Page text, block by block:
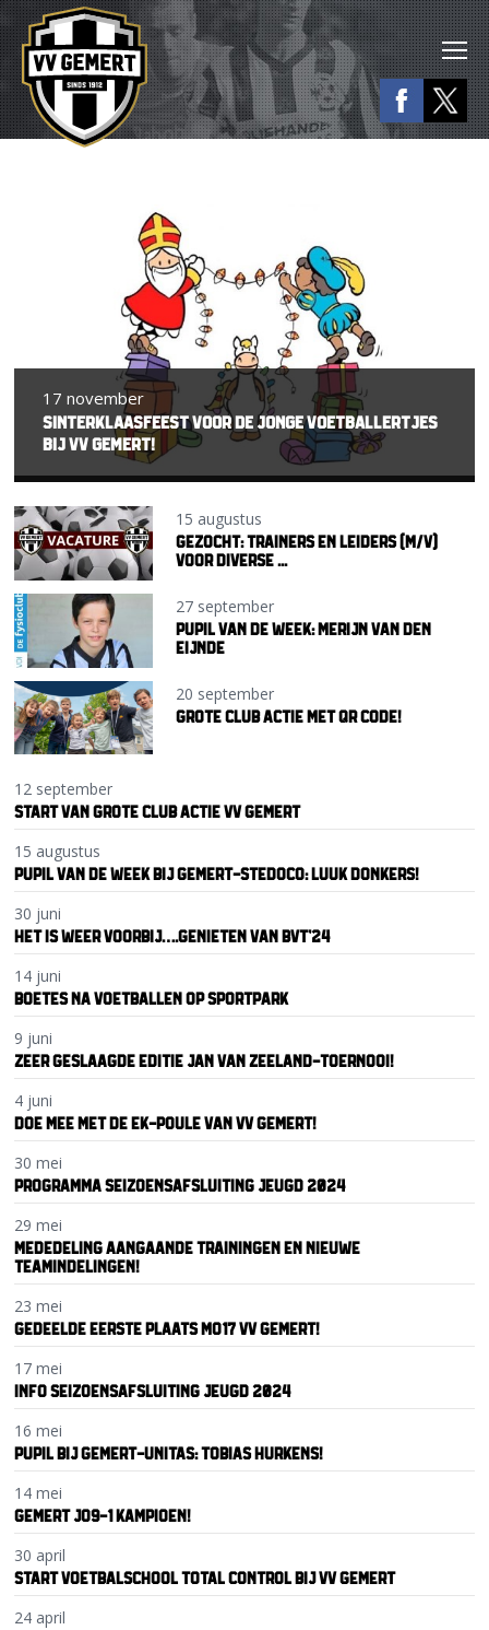
17 november
SINTERKLAASFEEST VOOR DE JONGE VOETBALLERTJES
BIJ VV GEMERT!
15 augustus
GEZOCHT: TRAINERS EN LEIDERS (M/V)
VOOR DIVERSE ...
27 september
PUPIL VAN DE WEEK: MERIJN VAN DEN
EIJNDE
20 september
GROTE CLUB ACTIE MET QR CODE!
12 september
START VAN GROTE CLUB ACTIE VV GEMERT
15 augustus
PUPIL VAN DE WEEK BIJ GEMERT-STEDOCO: LUUK DONKERS!
30 juni
HET IS WEER VOORBIJ….GENIETEN VAN BVT’24
14 juni
BOETES NA VOETBALLEN OP SPORTPARK
9 juni
ZEER GESLAAGDE EDITIE JAN VAN ZEELAND-TOERNOOI!
4 juni
DOE MEE MET DE EK-POULE VAN VV GEMERT!
30 mei
PROGRAMMA SEIZOENSAFSLUITING JEUGD 2024
29 mei
MEDEDELING AANGAANDE TRAININGEN EN NIEUWE
TEAMINDELINGEN!
23 mei
GEDEELDE EERSTE PLAATS MO17 VV GEMERT!
17 mei
INFO SEIZOENSAFSLUITING JEUGD 2024
16 mei
PUPIL BIJ GEMERT-UNITAS: TOBIAS HURKENS!
14 mei
GEMERT JO9-1 KAMPIOEN!
30 april
START VOETBALSCHOOL TOTAL CONTROL BIJ VV GEMERT
24 april